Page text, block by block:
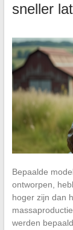
sneller
Bepaalde
ontworpen,
hoger zijn dan
werden